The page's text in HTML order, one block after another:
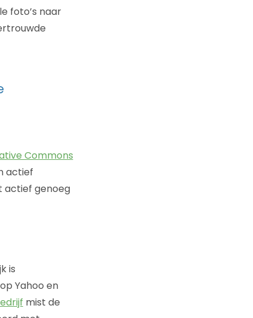
foto’s naar
Commons
actief
actief genoeg
is
Yahoo en
mist de